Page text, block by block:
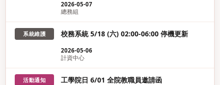
2026-05-07
總務組
系統維護 校務系統 5/18 (六) 02:00-06:00 停機更新
2026-05-06
計資中心
活動通知 工學院日 6/01 全院教職員邀請函